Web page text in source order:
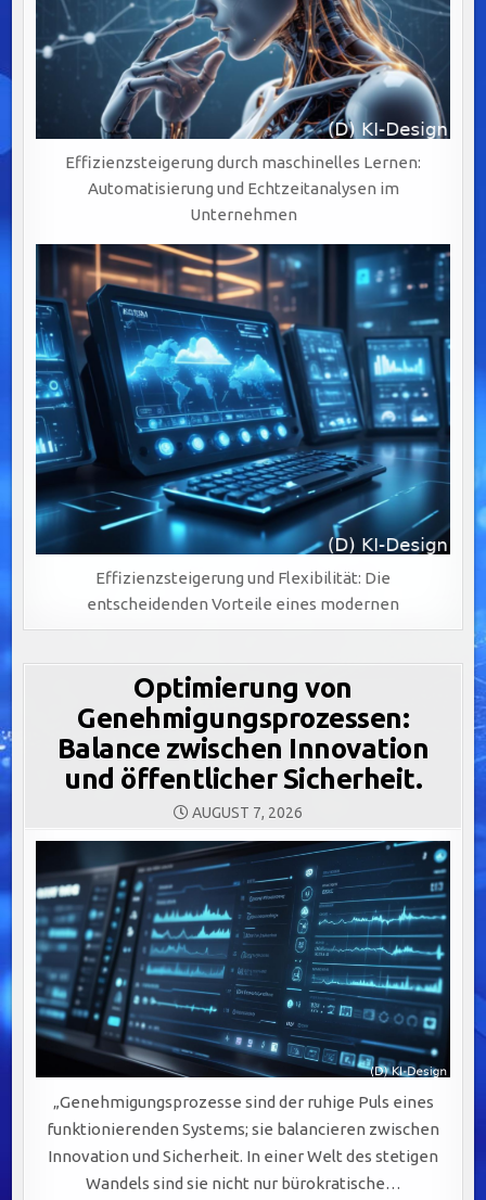
Effizienzsteigerung durch maschinelles Lernen:
Automatisierung und Echtzeitanalysen im
Unternehmen
Effizienzsteigerung und Flexibilität: Die
entscheidenden Vorteile eines modernen
Optimierung von
Genehmigungsprozessen:
Balance zwischen Innovation
und öffentlicher Sicherheit.
AUGUST 7, 2026
„Genehmigungsprozesse sind der ruhige Puls eines
funktionierenden Systems; sie balancieren zwischen
Innovation und Sicherheit. In einer Welt des stetigen
Wandels sind sie nicht nur bürokratische…